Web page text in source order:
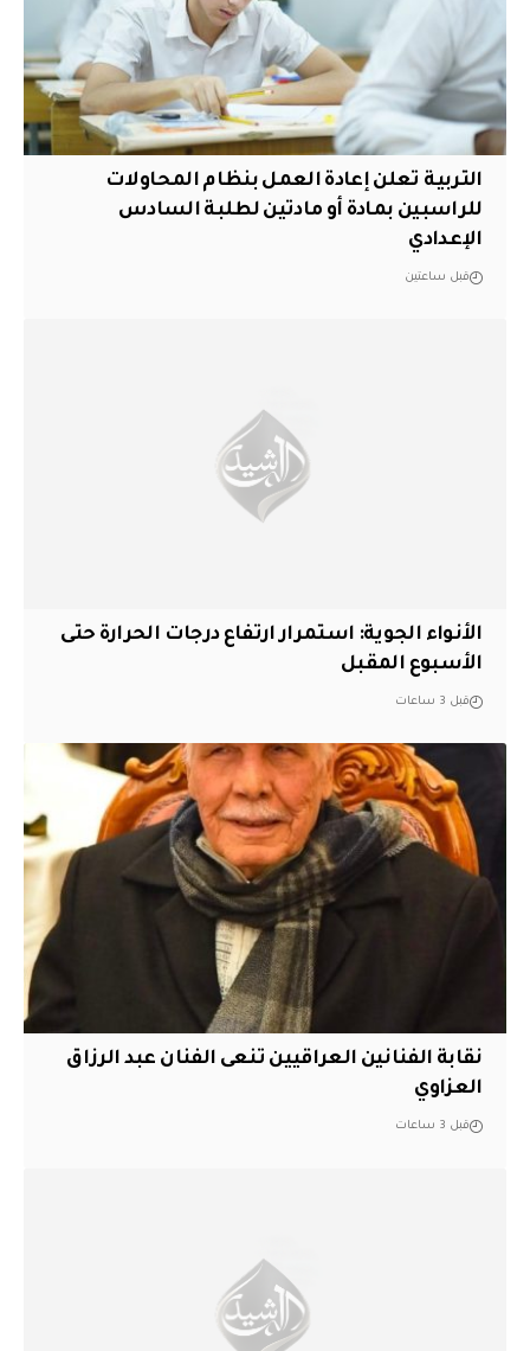
التربية تعلن إعادة العمل بنظام المحاولات
للراسبين بمادة أو مادتين لطلبة السادس
الإعدادي
قبل ساعتين
الأنواء الجوية: استمرار ارتفاع درجات الحرارة حتى
الأسبوع المقبل
قبل 3 ساعات
نقابة الفنانين العراقيين تنعى الفنان عبد الرزاق
العزاوي
قبل 3 ساعات